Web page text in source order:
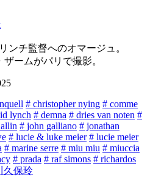
ンチ監督へのオマージュ。
ームがパリで撮影。
# christopher nying # comme
lynch # demna # dries van noten #
# john galliano # jonathan
# lucie & luke meier # lucie meier
# marine serre # miu miu # miuccia
# prada # raf simons # richardos
久保玲